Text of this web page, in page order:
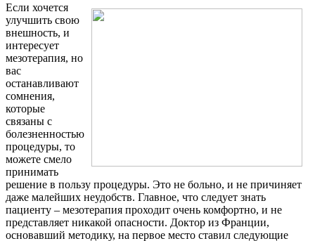
Если хочется
улучшить свою
внешность, и
интересует
мезотерапия, но
вас
останавливают
сомнения,
которые
связаны с
болезненностью
процедуры, то
можете смело
принимать
решение в пользу процедуры. Это не больно, и не причиняет
даже малейших неудобств. Главное, что следует знать
пациенту – мезотерапия проходит очень комфортно, и не
представляет никакой опасности. Доктор из Франции,
основавший методику, на первое место ставил следующие